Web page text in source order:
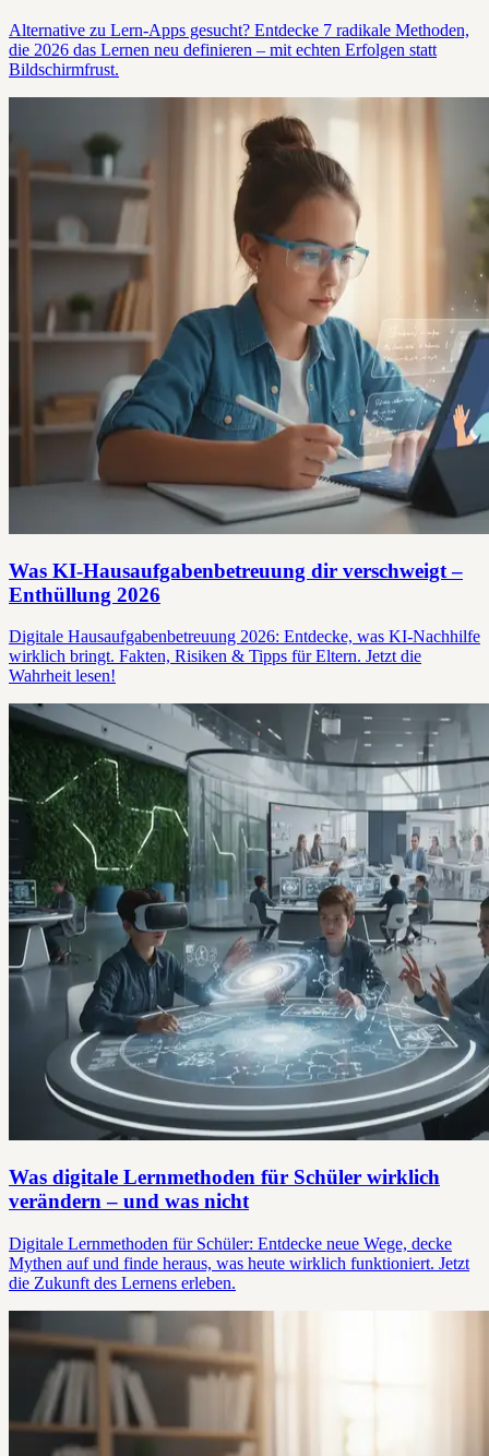
Alternative zu Lern-Apps gesucht? Entdecke 7 radikale Methoden,
die 2026 das Lernen neu definieren – mit echten Erfolgen statt
Bildschirmfrust.
Was KI-Hausaufgabenbetreuung dir verschweigt –
Enthüllung 2026
Digitale Hausaufgabenbetreuung 2026: Entdecke, was KI-Nachhilfe
wirklich bringt. Fakten, Risiken & Tipps für Eltern. Jetzt die
Wahrheit lesen!
Was digitale Lernmethoden für Schüler wirklich
verändern – und was nicht
Digitale Lernmethoden für Schüler: Entdecke neue Wege, decke
Mythen auf und finde heraus, was heute wirklich funktioniert. Jetzt
die Zukunft des Lernens erleben.